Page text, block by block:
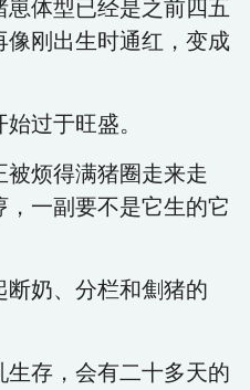
体型已经是之前四五
刚出生时通红，变成
过于旺盛。
烦得满猪圈走来走
一副要不是它生的它
奶、分栏和劁猪的
生存，会有二十多天的